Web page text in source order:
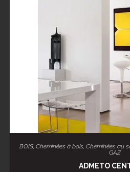
LIRE LA
BOIS, Cheminées à bois, Cheminées au
GAZ
ADMETO